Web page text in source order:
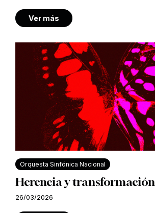
Ver más
Orquesta Sinfónica Nacional
Herencia y transformación
26/03/2026